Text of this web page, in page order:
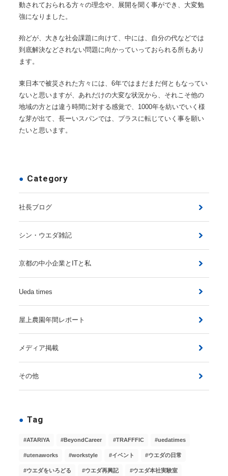
動されておられる方々の理念や、展開を聞く事ができ、大変勉
強になりました。
殆どが、大きな社会課題に向けて、中には、自分の代などでは
到底解決などされない問題に向かっていっておられる所もあり
ます。
東日本で被災された方々には、6年ではまだまだ何ともなってい
ないと思いますが、あれだけの大変な状況から、それこそ他の
地域の方とは違う時間に対する感覚で、1000年を紡いでいく様
な芽が出て、長ーいスパンでは、プラスに転じていく事を願い
たいと思います。
Category
社長ブログ
シン・ウエダ雑記
京都の中小企業とITと私
Ueda times
屋上農園年間レポート
メディア掲載
その他
Tag
ATARIYA BeyondCareer TRAFFFIC uedatimes
utenaworks workstyle イベント ウエダの日常
ウエダをいろどる ウエダ再興記 ウエダ本社実験室